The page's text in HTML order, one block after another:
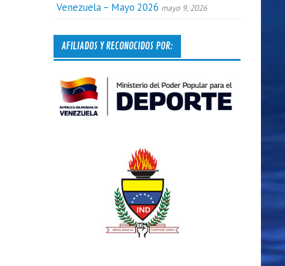
Venezuela – Mayo 2026 mayo 9, 2026
AFILIADOS Y RECONOCIDOS POR: